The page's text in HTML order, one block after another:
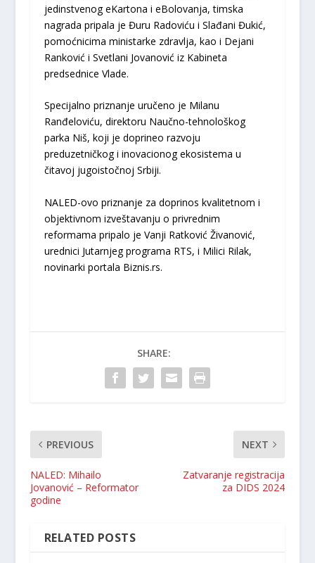
jedinstvenog eKartona i eBolovanja, timska
nagrada pripala je Đuru Radoviću i Slađani Đukić,
pomoćnicima ministarke zdravlja, kao i Dejani
Ranković i Svetlani Jovanović iz Kabineta
predsednice Vlade.
Specijalno priznanje uručeno je Milanu
Ranđeloviću, direktoru Naučno-tehnološkog
parka Niš, koji je doprineo razvoju
preduzetničkog i inovacionog ekosistema u
čitavoj jugoistočnoj Srbiji.
NALED-ovo priznanje za doprinos kvalitetnom i
objektivnom izveštavanju o privrednim
reformama pripalo je Vanji Ratković Živanović,
urednici Jutarnjeg programa RTS, i Milici Rilak,
novinarki portala Biznis.rs.
SHARE:
PREVIOUS
NALED: Mihailo
Jovanović – Reformator
godine
NEXT
Zatvaranje registracija
za DIDS 2024
RELATED POSTS